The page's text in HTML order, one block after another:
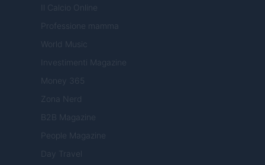
Il Calcio Online
Professione mamma
World Music
Investimenti Magazine
Money 365
Zona Nerd
B2B Magazine
People Magazine
Day Travel